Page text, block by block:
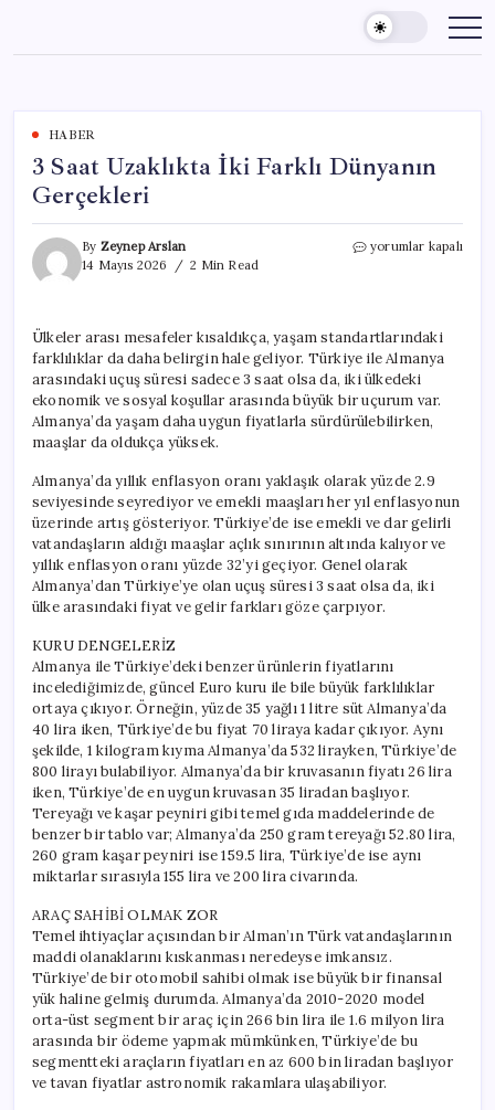
content
HABER
3 Saat Uzaklıkta İki Farklı Dünyanın
Gerçekleri
By Zeynep Arslan
14 Mayıs 2026
2 Min Read
3
Dünyanın
Gerçekleri
için
yorumlar kapalı
Ülkeler arası mesafeler kısaldıkça, yaşam standartlarındaki
farklılıklar da daha belirgin hale geliyor. Türkiye ile Almanya
arasındaki uçuş süresi sadece 3 saat olsa da, iki ülkedeki
ekonomik ve sosyal koşullar arasında büyük bir uçurum var.
Almanya’da yaşam daha uygun fiyatlarla sürdürülebilirken,
maaşlar da oldukça yüksek.
Almanya’da yıllık enflasyon oranı yaklaşık olarak yüzde 2.9
seviyesinde seyrediyor ve emekli maaşları her yıl enflasyonun
üzerinde artış gösteriyor. Türkiye’de ise emekli ve dar gelirli
vatandaşların aldığı maaşlar açlık sınırının altında kalıyor ve
yıllık enflasyon oranı yüzde 32’yi geçiyor. Genel olarak
Almanya’dan Türkiye’ye olan uçuş süresi 3 saat olsa da, iki
ülke arasındaki fiyat ve gelir farkları göze çarpıyor.
KURU DENGELERİZ
Almanya ile Türkiye’deki benzer ürünlerin fiyatlarını
incelediğimizde, güncel Euro kuru ile bile büyük farklılıklar
ortaya çıkıyor. Örneğin, yüzde 35 yağlı 1 litre süt Almanya’da
40 lira iken, Türkiye’de bu fiyat 70 liraya kadar çıkıyor. Aynı
şekilde, 1 kilogram kıyma Almanya’da 532 lirayken, Türkiye’de
800 lirayı bulabiliyor. Almanya’da bir kruvasanın fiyatı 26 lira
iken, Türkiye’de en uygun kruvasan 35 liradan başlıyor.
Tereyağı ve kaşar peyniri gibi temel gıda maddelerinde de
benzer bir tablo var; Almanya’da 250 gram tereyağı 52.80 lira,
260 gram kaşar peyniri ise 159.5 lira, Türkiye’de ise aynı
miktarlar sırasıyla 155 lira ve 200 lira civarında.
ARAÇ SAHİBİ OLMAK ZOR
Temel ihtiyaçlar açısından bir Alman’ın Türk vatandaşlarının
maddi olanaklarını kıskanması neredeyse imkansız.
Türkiye’de bir otomobil sahibi olmak ise büyük bir finansal
yük haline gelmiş durumda. Almanya’da 2010-2020 model
orta-üst segment bir araç için 266 bin lira ile 1.6 milyon lira
arasında bir ödeme yapmak mümkünken, Türkiye’de bu
segmentteki araçların fiyatları en az 600 bin liradan başlıyor
ve tavan fiyatlar astronomik rakamlara ulaşabiliyor.